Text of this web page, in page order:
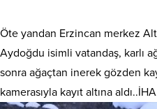
Öte yandan Erzincan merkez
Aydoğdu isimli vatandaş, karlı
sonra ağaçtan inerek gözden
kamerasıyla kayıt altına